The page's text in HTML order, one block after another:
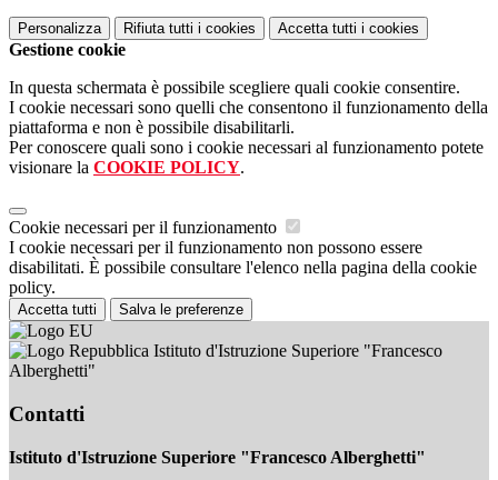
Personalizza Rifiuta tutti i cookies Accetta tutti i cookies
Gestione cookie
In questa schermata è possibile scegliere quali cookie consentire.
I cookie necessari sono quelli che consentono il funzionamento della
piattaforma e non è possibile disabilitarli.
Per conoscere quali sono i cookie necessari al funzionamento potete
visionare la COOKIE POLICY.
Cookie necessari per il funzionamento
I cookie necessari per il funzionamento non possono essere
disabilitati. È possibile consultare l'elenco nella pagina della cookie
policy.
Accetta tutti Salva le preferenze
Istituto d'Istruzione Superiore "Francesco
Alberghetti"
Contatti
Istituto d'Istruzione Superiore "Francesco Alberghetti"